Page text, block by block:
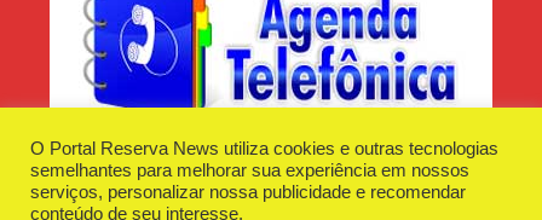
O Portal Reserva News utiliza cookies e outras tecnologias
semelhantes para melhorar sua experiência em nossos
serviços, personalizar nossa publicidade e recomendar
conteúdo de seu interesse.